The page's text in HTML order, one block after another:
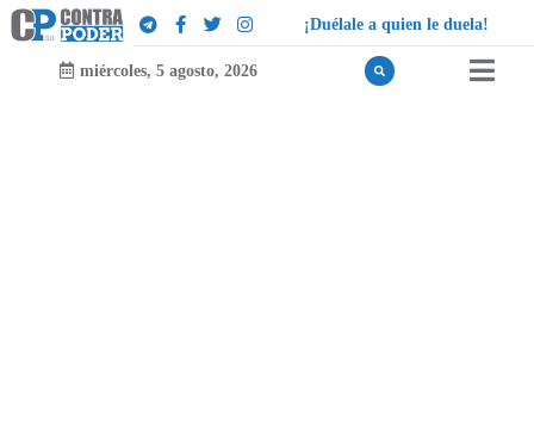
¡Duélale a quien le duela!
miércoles, 5 agosto, 2026